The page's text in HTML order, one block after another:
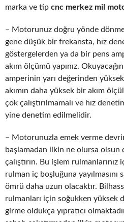
marka ve tip cnc merkez mil
– Motorunuz doğru yönde
gene düşük bir frekansta, hız
göstergelerden ya da bir pens
akım ölçümü yapınız.
amperinin yarı değerinden
akımın daha yüksek bir akım
çok çalıştırılmamalı ve hız
yine denetim edilmelidir.
– Motorunuzla emek verme
başlamadan ilkin ne olursa olsun
çalıştırın. Bu işlem rulmanlarınız
rulman iç boşluğuna yayılmasını
ömrü daha uzun olacaktır.
rulmanları için soğukken yüksek
girme oldukça yıpratıcı